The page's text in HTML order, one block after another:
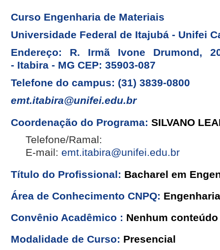
Curso Engenharia de Materiais
Universidade Federal de Itajubá - Unifei
Endereço: R. Irmã Ivone Drumond,
- Itabira - MG CEP: 35903-087
Telefone do campus: (31) 3839-0800
emt.itabira@unifei.edu.br
Coordenação do Programa: SILVANO
Telefone/Ramal:
E-mail: emt.itabira@unifei.edu.br
Título do Profissional: Bacharel em
Área de Conhecimento CNPQ:
Convênio Acadêmico : Nenhum
Modalidade de Curso: Presencial